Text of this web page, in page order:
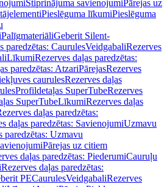
Stiprinājuma savienojumiPārejas uz
Pieslēguma līkumiPieslēguma
PalīgmateriāliGeberit Silent-
paredzētas: CaurulesVeidgabaliRezerves
LīkumiRezerves daļas paredzētas:
paredzētas: AtzariPārejasRezerves
caurulesRezerves daļas
Profildetaļas SuperTubeRezerves
SuperTubeLīkumiRezerves daļas
daļas paredzētas:
daļas paredzētas: SavienojumiUzmavu
paredzētas: Uzmavu
Pārejas uz citiem
daļas paredzētas: PiederumiCauruļu
Rezerves daļas paredzētas:
PECaurulesVeidgabaliRezerves